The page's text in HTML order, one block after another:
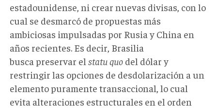
estadounidense, ni crear nuevas divisas, con lo
cual se desmarcó de propuestas más
ambiciosas impulsadas por Rusia y China en
años recientes. Es decir, Brasilia
busca preservar el statu quo del dólar y
restringir las opciones de desdolarización a un
elemento puramente transaccional, lo cual
evita alteraciones estructurales en el orden